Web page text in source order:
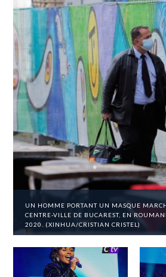
UN HOMME PORTANT UN MASQUE
CENTRE-VILLE DE BUCAREST, EN
2020. (XINHUA/CRISTIAN CRISTEL)